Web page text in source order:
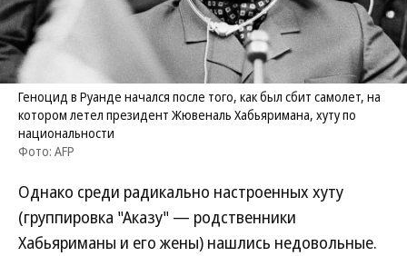
Геноцид в Руанде начался после того, как был сбит самолет, на
котором летел президент Жювеналь Хабьяримана, хуту по
национальности
Фото: AFP
Однако среди радикально настроенных хуту
(группировка "Аказу" — родственники
Хабьяриманы и его жены) нашлись недовольные.